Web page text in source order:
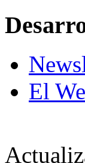
El